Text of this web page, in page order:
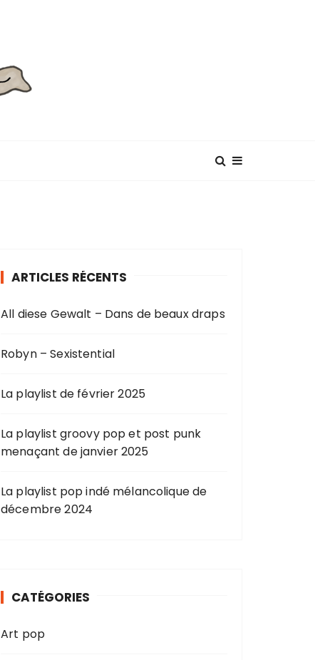
ARTICLES RÉCENTS
All diese Gewalt – Dans de beaux draps
Robyn – Sexistential
La playlist de février 2025
La playlist groovy pop et post punk
menaçant de janvier 2025
La playlist pop indé mélancolique de
décembre 2024
CATÉGORIES
Art pop